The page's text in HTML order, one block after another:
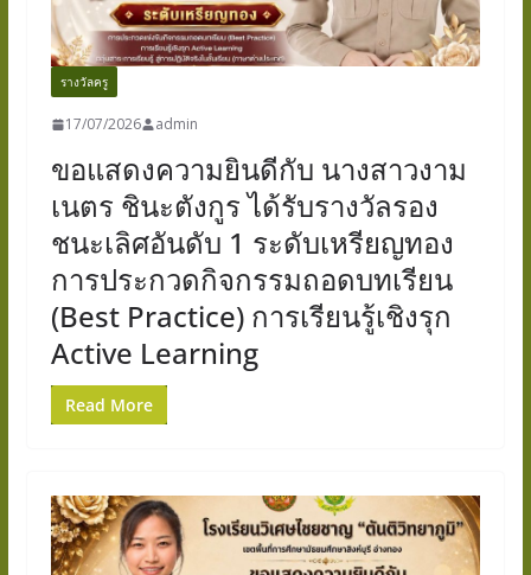
รางวัลครู
17/07/2026 admin
ขอแสดงความยินดีกับ นางสาวงาม
เนตร ชินะตังกูร ได้รับรางวัลรอง
ชนะเลิศอันดับ 1 ระดับเหรียญทอง
การประกวดกิจกรรมถอดบทเรียน
(Best Practice) การเรียนรู้เชิงรุก
Active Learning
Read More